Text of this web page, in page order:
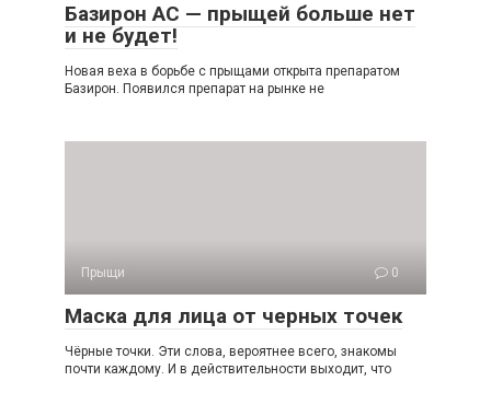
Базирон АС — прыщей больше нет
и не будет!
Новая веха в борьбе с прыщами открыта препаратом
Базирон. Появился препарат на рынке не
Прыщи 0
Маска для лица от черных точек
Чёрные точки. Эти слова, вероятнее всего, знакомы
почти каждому. И в действительности выходит, что